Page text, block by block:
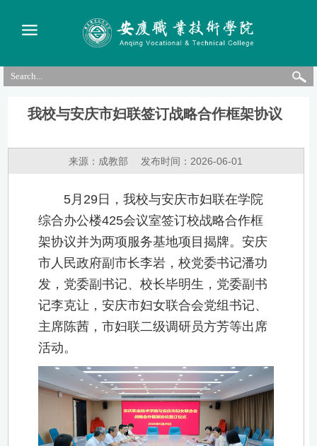
我校与安庆市妇联签订战略合作框架协议
来源：成教部 发布时间：2026-06-01
5月29日，我校与安庆市妇联在学院
综合办公楼425会议室签订校战略合作框
架协议并为两项服务基地项目揭牌。安庆
市人民政府副市长李岩，校党委书记潘功
发，党委副书记、校长毕明生，党委副书
记李克让，安庆市妇女联合会党组书记、
主席陈茜，市妇联二级调研员方芳等出席
活动。